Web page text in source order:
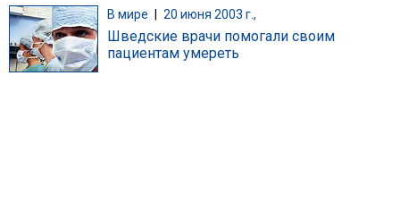
В мире 20 июня 2003 г.,
Шведские врачи помогали своим
пациентам умереть